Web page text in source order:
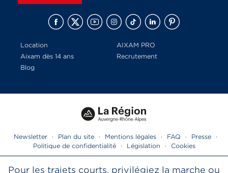
Location
AIXAM PRO
Aixam dès 14 ans
Recrutement
Blog
Newsletter · Plan du site · Mentions légales · FAQ · Presse
·
Politique de confidentialité
· Législation · Cookies
Pour les trajets courts, privilégiez la marche ou